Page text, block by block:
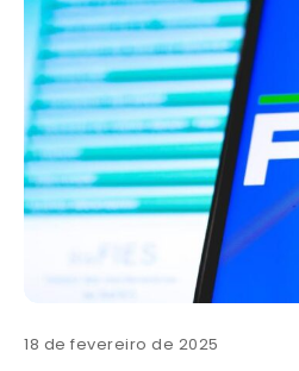
18 de fevereiro de 2025